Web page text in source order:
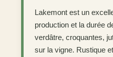
Lakemont est un
production et la durée
verdâtre, croquantes,
sur la vigne. Rustique